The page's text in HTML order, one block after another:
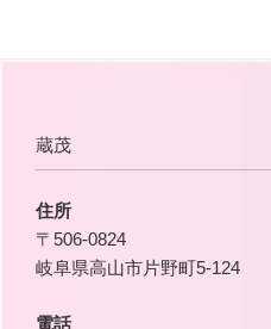
蔵茂
住所
〒506-0824
岐阜県高山市片野町5-124
電話